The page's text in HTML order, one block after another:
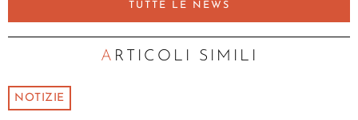
TUTTE LE NEWS
ARTICOLI SIMILI
NOTIZIE